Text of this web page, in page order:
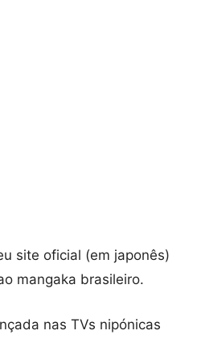
site oficial (em japonês)
mangaka brasileiro.
nas TVs nipónicas